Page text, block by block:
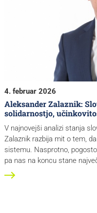
4. februar 2026
Aleksander Zalaznik:
solidarnostjo,
V najnovejši analizi stanja
Zalaznik razbija mit o tem,
sistemu. Nasprotno,
pa nas na koncu stane